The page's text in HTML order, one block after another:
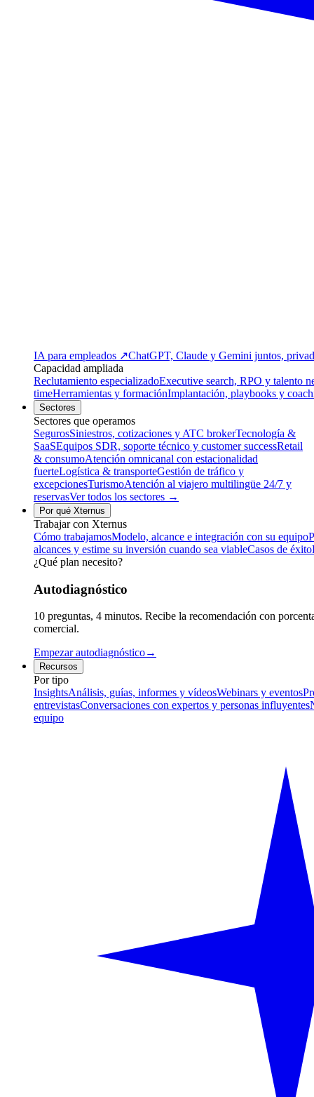
IA para empleados ↗ChatGPT, Claude y Gemini juntos,
Capacidad ampliada
Reclutamiento especializadoExecutive search, RPO y talento
timeHerramientas y formaciónImplantación, playbooks y
Sectores
Sectores que operamos
SegurosSiniestros, cotizaciones y ATC brokerTecnología &
SaaSEquipos SDR, soporte técnico y customer successRetail
& consumoAtención omnicanal con estacionalidad
fuerteLogística & transporteGestión de tráfico y
excepcionesTurismoAtención al viajero multilingüe 24/7 y
reservasVer todos los sectores →
Por qué Xternus
Trabajar con Xternus
Cómo trabajamosModelo, alcance e integración con su equipo
alcances y estime su inversión cuando sea viableCasos de éxito
¿Qué plan necesito?
Autodiagnóstico
10 preguntas, 4 minutos. Recibe la recomendación con
comercial.
Empezar autodiagnóstico→
Recursos
Por tipo
InsightsAnálisis, guías, informes y vídeosWebinars y eventos
entrevistasConversaciones con expertos y personas influyentes
equipo